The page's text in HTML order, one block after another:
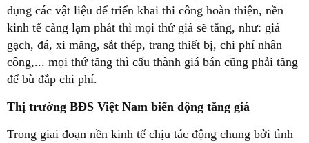
dụng các vật liệu để triển khai thi công hoàn thiện, nền
kinh tế càng lạm phát thì mọi thứ giá sẽ tăng, như: giá
gạch, đá, xi măng, sắt thép, trang thiết bị, chi phí nhân
công,... mọi thứ tăng thì cấu thành giá bán cũng phải tăng
để bù đắp chi phí.
Thị trường BĐS Việt Nam biến động tăng giá
Trong giai đoạn nền kinh tế chịu tác động chung bởi tình